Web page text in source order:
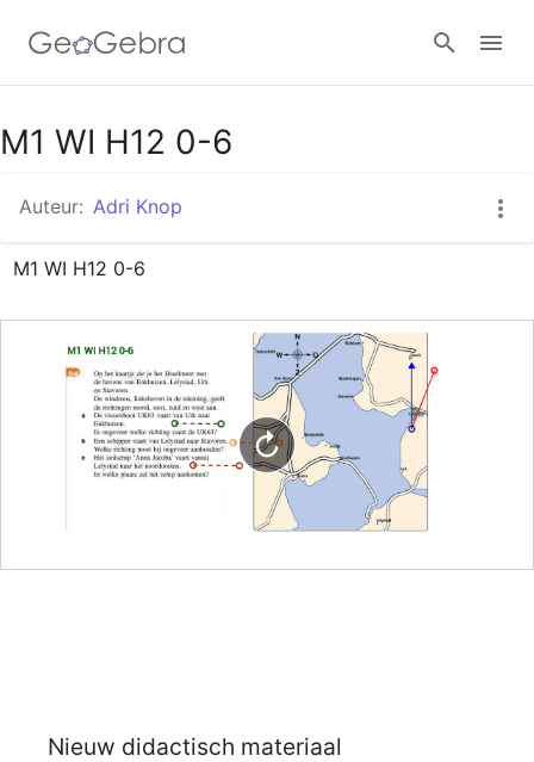
Google Classroom
GeoGebra Klaslokaal
M1 WI H12 0-6
Auteur: Adri Knop
M1 WI H12 0-6
Nieuw didactisch materiaal